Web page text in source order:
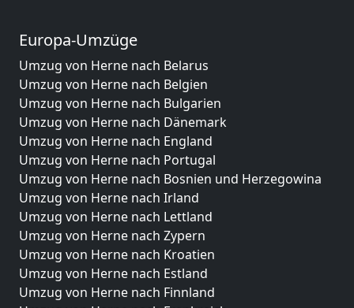
Europa-Umzüge
Umzug von Herne nach Belarus
Umzug von Herne nach Belgien
Umzug von Herne nach Bulgarien
Umzug von Herne nach Dänemark
Umzug von Herne nach England
Umzug von Herne nach Portugal
Umzug von Herne nach Bosnien und Herzegowina
Umzug von Herne nach Irland
Umzug von Herne nach Lettland
Umzug von Herne nach Zypern
Umzug von Herne nach Kroatien
Umzug von Herne nach Estland
Umzug von Herne nach Finnland